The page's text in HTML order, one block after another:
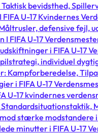
Taktisk bevidsthed,
U-17 Kvindernes
defensive fejl,
I FIFA U-17
i FIFA U-17
individuel
Kampforberedelse,
i FIFA U-17
U-17 kvindernes
Standardsituationstaktik,
stærke modstandere
minutter i FIFA U-17